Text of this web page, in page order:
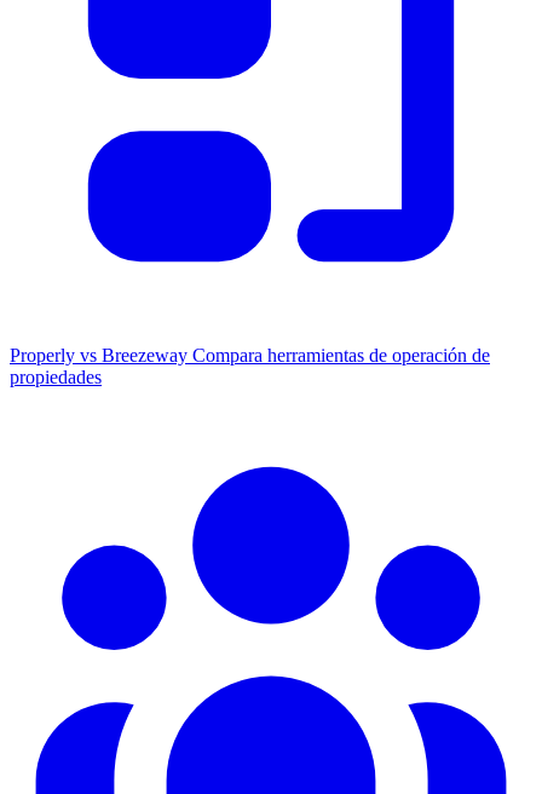
Properly vs Breezeway Compara herramientas de operación de
propiedades